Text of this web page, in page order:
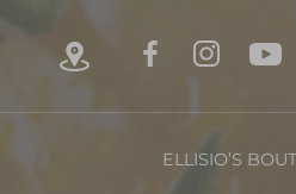
ELLISIO’S